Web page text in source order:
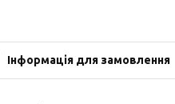
Інформація для замовлення